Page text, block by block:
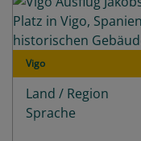
Vigo
Land / Region
Sprache